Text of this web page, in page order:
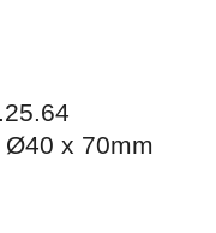
x 70mm